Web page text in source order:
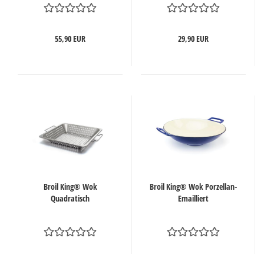
55,90 EUR 29,90 EUR
Broil King® Wok
Quadratisch
Broil King® Wok Porzellan-
Emailliert